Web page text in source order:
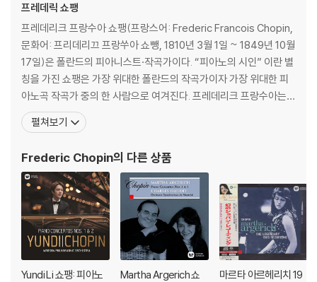
프레데릭 쇼팽
프레데리크 프랑수아 쇼팽(프랑스어: Frederic Francois Chopin,
문화어: 프리데리끄 프랑쑤아 쇼뺑, 1810년 3월 1일 ~ 1849년 10월
17일)은 폴란드의 피아니스트·작곡가이다. “피아노의 시인” 이란 별
칭을 가진 쇼팽은 가장 위대한 폴란드의 작곡가이자 가장 위대한 피
아노곡 작곡가 중의 한 사람으로 여겨진다. 프레데리크 프랑수아는
그가 20세 때 폴란드를 떠나고 프랑스에서 살게 되었을 때 쓰던 프랑
스어 이름이다. 원래 이름은 프리데리크 프란치셰크 쇼펜(폴란드어:
뺑)이
펼쳐보기
Frederic Chopin의 다른 상품
Yundi Li 쇼팽: 피아노
Martha Argerich 쇼
마르타 아르헤리치 19